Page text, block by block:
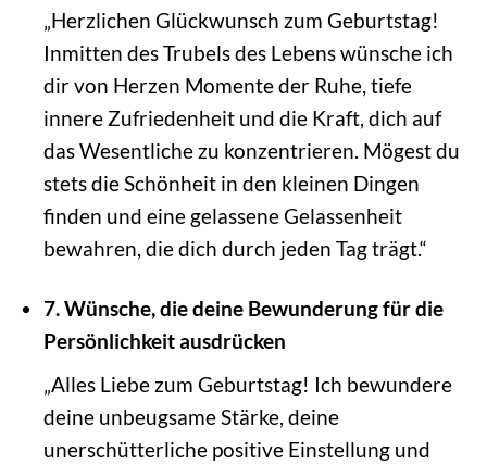
„Herzlichen Glückwunsch zum Geburtstag!
Inmitten des Trubels des Lebens wünsche ich
dir von Herzen Momente der Ruhe, tiefe
innere Zufriedenheit und die Kraft, dich auf
das Wesentliche zu konzentrieren. Mögest du
stets die Schönheit in den kleinen Dingen
finden und eine gelassene Gelassenheit
bewahren, die dich durch jeden Tag trägt.“
7. Wünsche, die deine Bewunderung für die
Persönlichkeit ausdrücken
„Alles Liebe zum Geburtstag! Ich bewundere
deine unbeugsame Stärke, deine
unerschütterliche positive Einstellung und